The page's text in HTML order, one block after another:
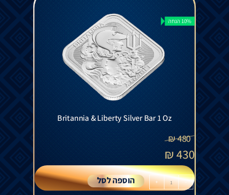
10% הנחה
Britannia & Liberty Silver Bar 1 Oz
480
₪
430
₪
-
+ הוספה לסל